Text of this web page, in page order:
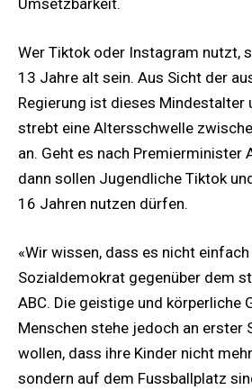
Wer Tiktok oder Instagram nutzt,
13 Jahre alt sein. Aus Sicht der
Regierung ist dieses Mindestalter
strebt eine Altersschwelle
an. Geht es nach Premierminister
dann sollen Jugendliche Tiktok
16 Jahren nutzen dürfen.
«Wir wissen, dass es nicht
Sozialdemokrat gegenüber dem
ABC. Die geistige und körperliche
Menschen stehe jedoch an erster
wollen, dass ihre Kinder nicht
sondern auf dem Fussballplatz